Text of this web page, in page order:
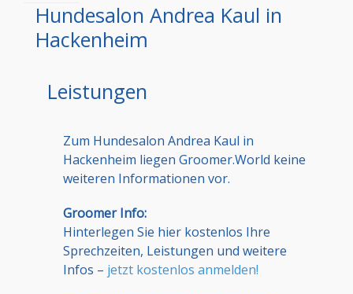
Hundesalon Andrea Kaul in
Hackenheim
Leistungen
Zum Hundesalon Andrea Kaul in
Hackenheim liegen Groomer.World keine
weiteren Informationen vor.
Groomer Info:
Hinterlegen Sie hier kostenlos Ihre
Sprechzeiten, Leistungen und weitere
Infos – jetzt kostenlos anmelden!